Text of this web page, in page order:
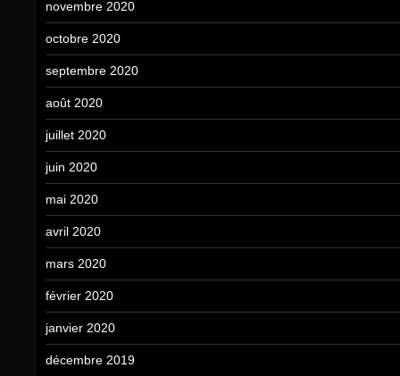
novembre 2020
octobre 2020
septembre 2020
août 2020
juillet 2020
juin 2020
mai 2020
avril 2020
mars 2020
février 2020
janvier 2020
décembre 2019